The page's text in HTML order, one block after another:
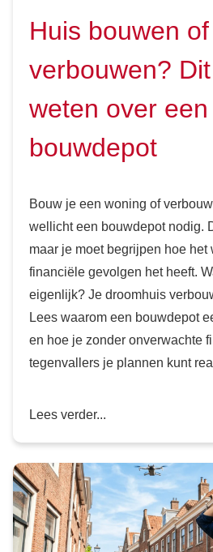
Huis bouwen of
verbouwen?
weten over een
bouwdepot
Bouw je een woning of
wellicht een bouwdepot nodig.
maar je moet begrijpen hoe het
financiële gevolgen het heeft.
eigenlijk? Je droomhuis
Lees waarom een bouwdepot
en hoe je zonder onverwachte
tegenvallers je plannen kunt
Lees verder...